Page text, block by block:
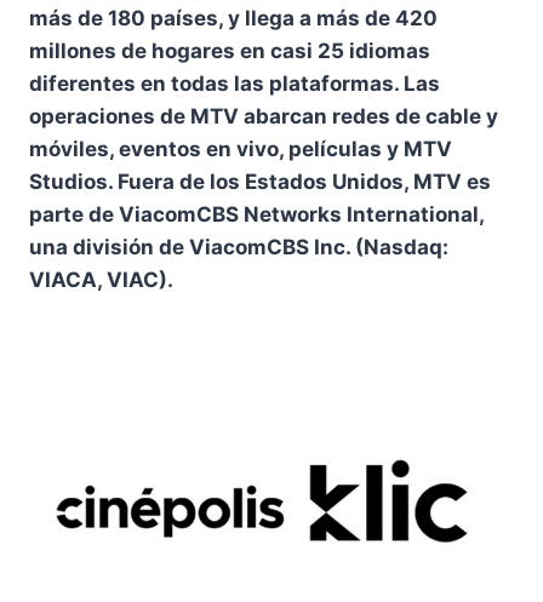
más de 180 países, y llega a más de 420
millones de hogares en casi 25 idiomas
diferentes en todas las plataformas. Las
operaciones de MTV abarcan redes de cable y
móviles, eventos en vivo, películas y MTV
Studios. Fuera de los Estados Unidos, MTV es
parte de ViacomCBS Networks International,
una división de ViacomCBS Inc. (Nasdaq:
VIACA, VIAC).